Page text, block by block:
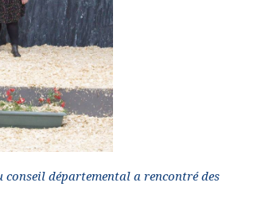
départemental a rencontré des